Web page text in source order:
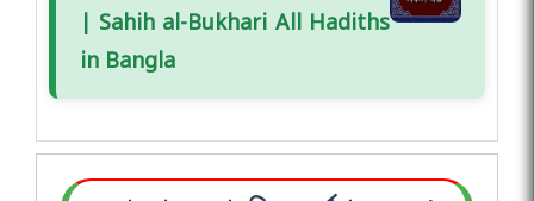
| Sahih al-Bukhari All Hadiths
in Bangla